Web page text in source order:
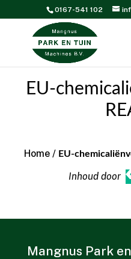
0167-541 102
EU-
Home / EU-
Inhoud door
Mangnus Park